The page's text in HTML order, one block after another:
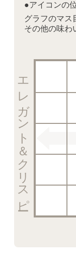
●アイコンの
グラフのマス
その他の味わ
エレガント＆クリスピー